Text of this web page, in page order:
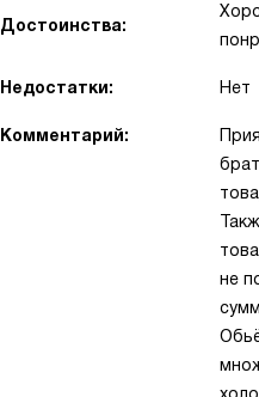
Достоинства:
Недостатки: Нет
Комментарий:
не